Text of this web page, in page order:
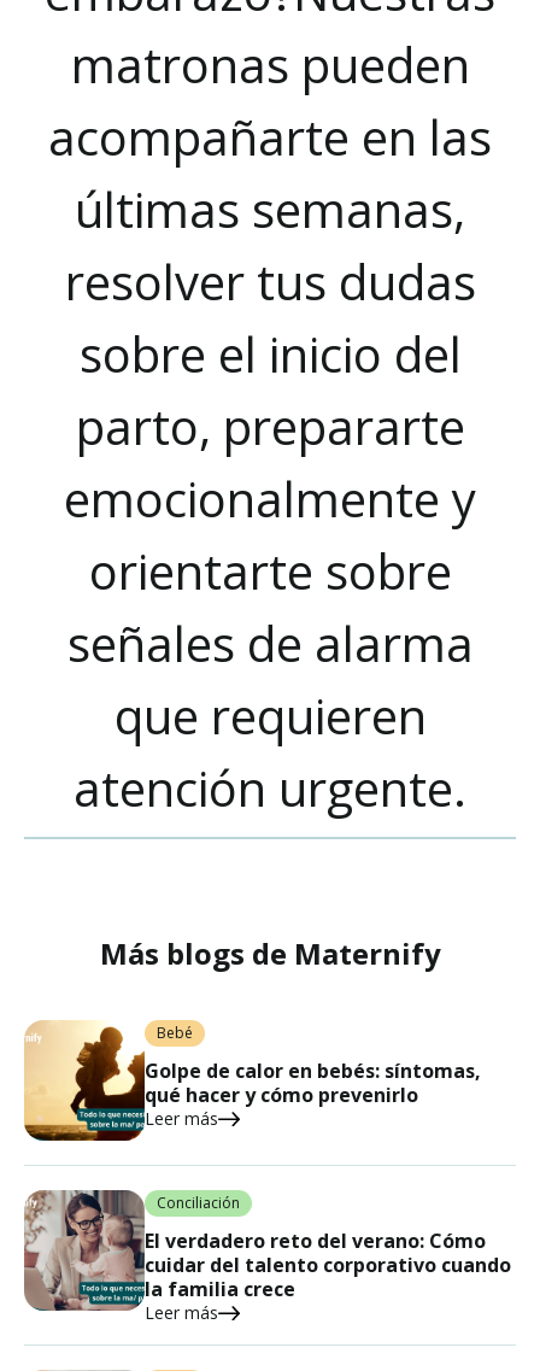
matronas pueden
acompañarte en las
últimas semanas,
resolver tus dudas
sobre el inicio del
parto, prepararte
emocionalmente y
orientarte sobre
señales de alarma
que requieren
atención urgente.
Más blogs de Maternify
Bebé
Golpe de calor en bebés: síntomas,
qué hacer y cómo prevenirlo
Leer más
Conciliación
El verdadero reto del verano: Cómo
cuidar del talento corporativo cuando
la familia crece
Leer más